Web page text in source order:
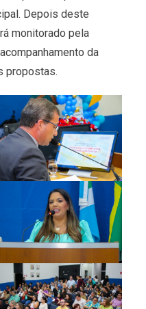
Depois deste
monitorado pela
da
propostas.